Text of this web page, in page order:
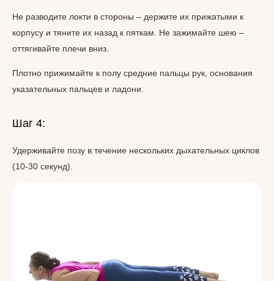
Не разводите локти в стороны – держите их прижатыми к
корпусу и тяните их назад к пяткам. Не зажимайте шею –
оттягивайте плечи вниз.
Плотно прижимайте к полу средние пальцы рук, основания
указательных пальцев и ладони.
Шаг 4:
Удерживайте позу в течение нескольких дыхательных циклов
(10-30 секунд).